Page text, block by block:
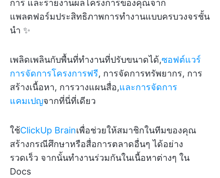
การ และรายงานผลโครงการของคุณจาก
แพลตฟอร์มประสิทธิภาพการทำงานแบบครบวงจรชั้น
นำ ✨
เพลิดเพลินกับพื้นที่ทำงานที่ปรับขนาดได้,ซอฟต์แวร์
การจัดการโครงการฟรี, การจัดการทรัพยากร, การ
สร้างเนื้อหา, การวางแผนสื่อ,และการจัดการ
แคมเปญจากที่นี่ที่เดียว
ใช้ClickUp Brainเพื่อช่วยให้สมาชิกในทีมของคุณ
สร้างกรณีศึกษาหรือสื่อการตลาดอื่นๆ ได้อย่าง
รวดเร็ว จากนั้นทำงานร่วมกันในเนื้อหาต่างๆ ใน
Docs